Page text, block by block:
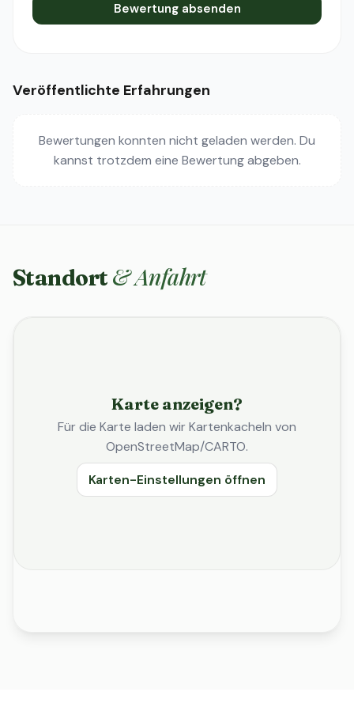
Bewertung absenden
Veröffentlichte Erfahrungen
Bewertungen konnten nicht geladen werden. Du
kannst trotzdem eine Bewertung abgeben.
Standort & Anfahrt
Karte anzeigen?
Für die Karte laden wir Kartenkacheln von
OpenStreetMap/CARTO.
Karten-Einstellungen öffnen